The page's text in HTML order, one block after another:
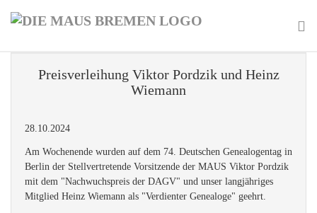
content
Preisverleihung Viktor Pordzik und Heinz
Wiemann
28.10.2024
Am Wochenende wurden auf dem 74. Deutschen Genealogentag in
Berlin der Stellvertretende Vorsitzende der MAUS Viktor Pordzik
mit dem "Nachwuchspreis der DAGV" und unser langjähriges
Mitglied Heinz Wiemann als "Verdienter Genealoge" geehrt.